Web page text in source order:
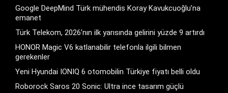
Google DeepMind Türk mühendis Koray Kavukcuoğlu’na
emanet
Türk Telekom, 2026’nın ilk yarısında gelirini yüzde 9 artırdı
HONOR Magic V6 katlanabilir telefonla ilgili bilmen
gerekenler
Yeni Hyundai IONIQ 6 otomobilin Türkiye fiyatı belli oldu
Roborock Saros 20 Sonic: Ultra ince tasarım güçlü